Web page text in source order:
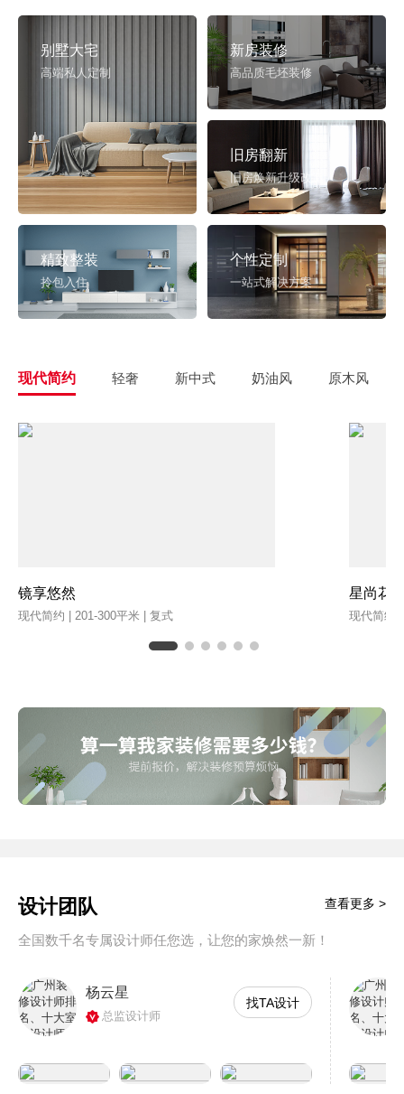
别墅大宅
高端私人定制
新房装修
高品质毛坯装修
旧房翻新
旧房焕新升级改造
精致整装
拎包入住
个性定制
一站式解决方案
现代简约 轻奢 新中式 奶油风 原木风
镜享悠然
现代简约 | 201-300平米 | 复式
星尚花
现代简约
设计团队
全国数千名专属设计师任您选，让您的家焕然一新！
查看更多 >
杨云星
总监设计师
找TA设计